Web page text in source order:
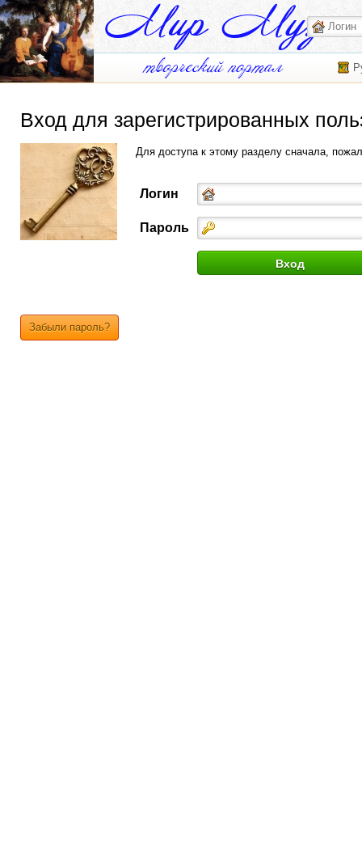
Вход для зарегистрированных
Для доступа к этому разделу сначала,
Логин
Пароль
Забыли пароль?